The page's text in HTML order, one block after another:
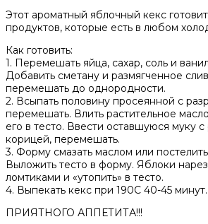
Этот ароматный яблочный кекс
продуктов, которые есть в любом
Как готовить:
1. Перемешать яйца, сахар, соль и
Добавить сметану и размягченное
перемешать до однородности.
2. Всыпать половину просеянной с
перемешать. Влить растительное
его в тесто. Ввести оставшуюся муку
корицей, перемешать.
3. Форму смазать маслом или
Выложить тесто в форму. Яблоки
ломтиками и «утопить» в тесто.
4. Выпекать кекс при 190С 40-45 минут.
ПРИЯТНОГО АППЕТИТА!!!